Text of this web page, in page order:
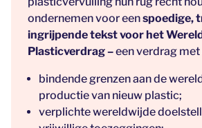
ondernemen voor eenspoedige,
ingrijpende tekst voor het
Plasticverdrag –een verdrag
bindende grenzen aan de
productie van nieuw plastic;
verplichte wereldwijde